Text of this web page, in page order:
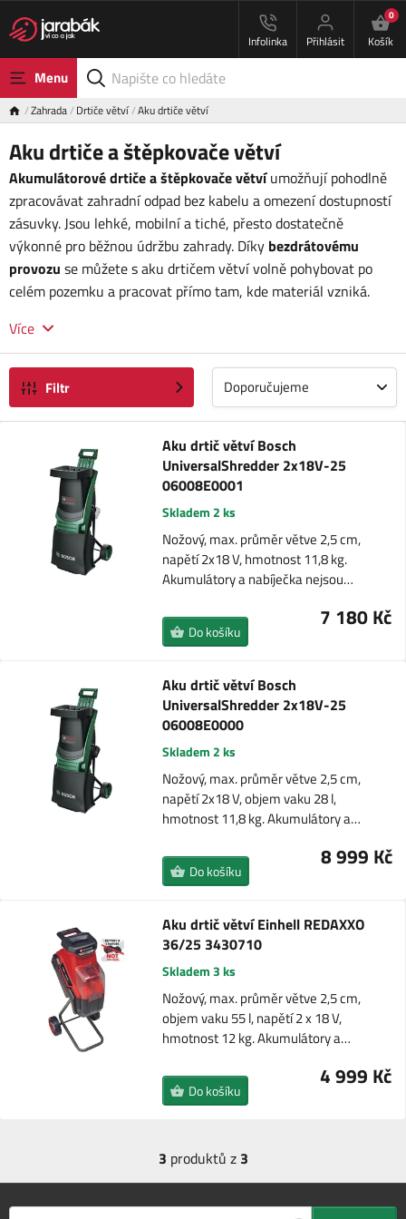
Infolinka Přihlásit
0
Košík
Menu
Zahrada Drtiče větví Aku drtiče větví
Aku drtiče a štěpkovače větví
Akumulátorové drtiče a štěpkovače větvíumožňují pohodlně
zpracovávat zahradní odpad bez kabelu a omezení dostupností
zásuvky. Jsou lehké, mobilní a tiché, přesto dostatečně
výkonné pro běžnou údržbu zahrady. Díky bezdrátovému
provozu se můžete s aku drtičem větví volně pohybovat po
celém pozemku a pracovat přímo tam, kde materiál vzniká.
Více
Filtr Doporučujeme
Aku drtič větví Bosch
UniversalShredder 2x18V-25
06008E0001
Skladem 2 ks
Nožový, max. průměr větve 2,5 cm,
napětí 2x18 V, hmotnost 11,8 kg.
Akumulátory a nabíječka nejsou…
7 180 Kč
Do košíku
Aku drtič větví Bosch
UniversalShredder 2x18V-25
06008E0000
Skladem 2 ks
Nožový, max. průměr větve 2,5 cm,
napětí 2x18 V, objem vaku 28 l,
hmotnost 11,8 kg. Akumulátory a…
8 999 Kč
Do košíku
Aku drtič větví Einhell REDAXXO
36/25 3430710
Skladem 3 ks
Nožový, max. průměr větve 2,5 cm,
objem vaku 55 l, napětí 2 x 18 V,
hmotnost 12 kg. Akumulátory a…
4 999 Kč
Do košíku
3 produktů z 3